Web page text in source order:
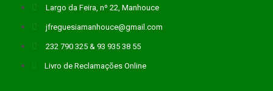
Largo da Feira, nº 22, Manhouce
jfreguesiamanhouce@gmail.com
232 790 325 & 93 935 38 55
Livro de Reclamações Online